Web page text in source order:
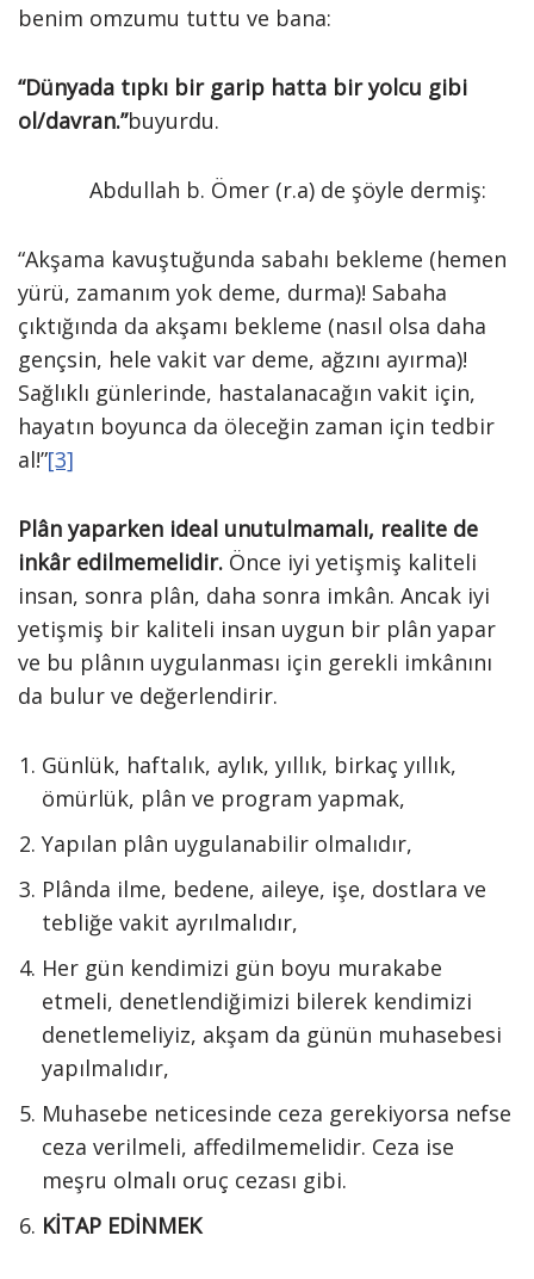
benim omzumu tuttu ve bana:
“Dünyada tıpkı bir garip hatta bir yolcu gibi
ol/davran.”buyurdu.
Abdullah b. Ömer (r.a) de şöyle dermiş:
“Akşama kavuştuğunda sabahı bekleme (hemen
yürü, zamanım yok deme, durma)! Sabaha
çıktığında da akşamı bekleme (nasıl olsa daha
gençsin, hele vakit var deme, ağzını ayırma)!
Sağlıklı günlerinde, hastalanacağın vakit için,
hayatın boyunca da öleceğin zaman için tedbir
al!”[3]
Plân yaparken ideal unutulmamalı, realite de
inkâr edilmemelidir. Önce iyi yetişmiş kaliteli
insan, sonra plân, daha sonra imkân. Ancak iyi
yetişmiş bir kaliteli insan uygun bir plân yapar
ve bu plânın uygulanması için gerekli imkânını
da bulur ve değerlendirir.
Günlük, haftalık, aylık, yıllık, birkaç yıllık,
ömürlük, plân ve program yapmak,
Yapılan plân uygulanabilir olmalıdır,
Plânda ilme, bedene, aileye, işe, dostlara ve
tebliğe vakit ayrılmalıdır,
Her gün kendimizi gün boyu murakabe
etmeli, denetlendiğimizi bilerek kendimizi
denetlemeliyiz, akşam da günün muhasebesi
yapılmalıdır,
Muhasebe neticesinde ceza gerekiyorsa nefse
ceza verilmeli, affedilmemelidir. Ceza ise
meşru olmalı oruç cezası gibi.
KİTAP EDİNMEK